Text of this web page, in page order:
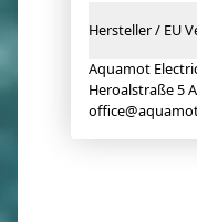
Hersteller / EU
Aquamot
Heroalstraße 5